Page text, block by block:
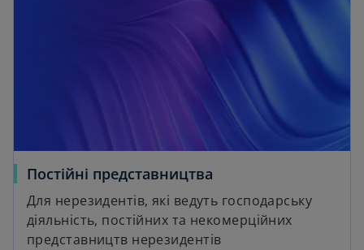
Постійні представництва
Для нерезидентів, які ведуть господарську
діяльність, постійних та некомерційних
представництв нерезидентів